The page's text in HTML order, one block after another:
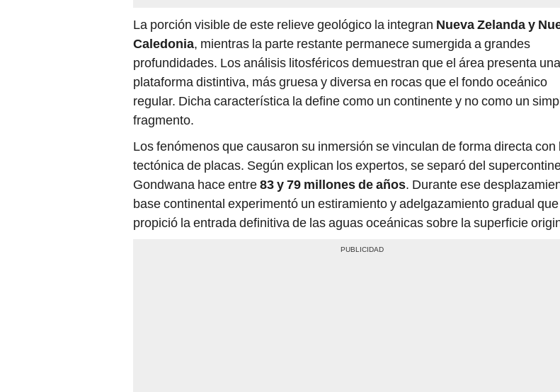
La porción visible de este relieve geológico la integran Nueva Zelanda y
Caledonia, mientras la parte restante permanece sumergida a grandes
profundidades. Los análisis litosféricos demuestran que el área presenta una
plataforma distintiva, más gruesa y diversa en rocas que el fondo oceánico
regular. Dicha característica la define como un continente y no como un
fragmento.
Los fenómenos que causaron su inmersión se vinculan de forma directa con
tectónica de placas. Según explican los expertos, se separó del
Gondwana hace entre83 y 79 millones de años. Durante ese
base continental experimentó un estiramiento y adelgazamiento gradual que
propició la entrada definitiva de las aguas oceánicas sobre la superficie